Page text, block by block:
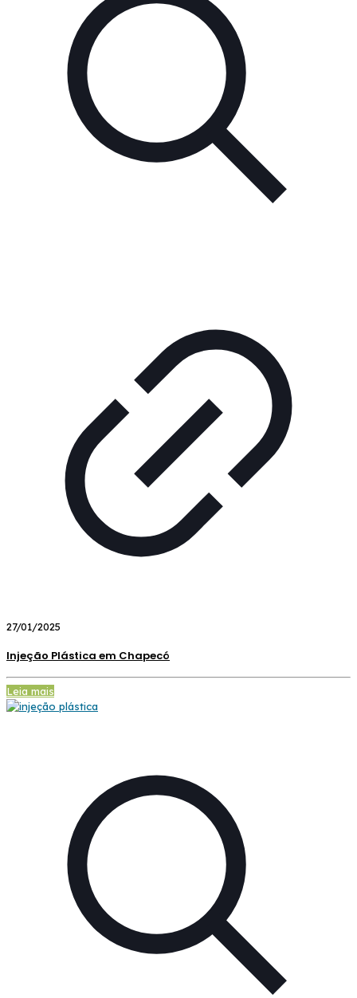
27/01/2025
Injeção Plástica em Chapecó
Leia mais